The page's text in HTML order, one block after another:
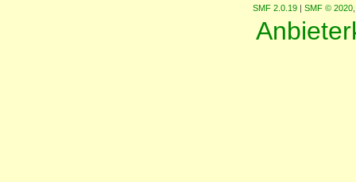
SMF 2.0.19 | SMF © 2020